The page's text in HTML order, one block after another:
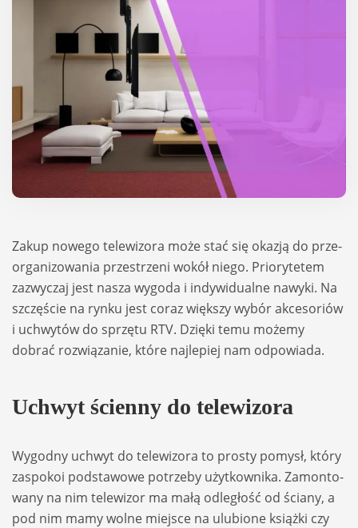
Zakup nowego tele­wi­zora może stać się oka­zją do prze­
or­ga­ni­zo­wa­nia prze­strzeni wokół niego. Prio­ry­te­tem
zazwy­czaj jest nasza wygoda i indy­wi­du­alne nawyki. Na
szczę­ście na rynku jest coraz więk­szy wybór akce­so­riów
i uchwy­tów do sprzętu RTV. Dzięki temu możemy
dobrać roz­wią­za­nie, które naj­le­piej nam odpo­wiada.
Uch­wyt ścienny do tele­wi­zora
Wygodny uchwyt do tele­wi­zora to pro­sty pomysł, który
zaspo­koi pod­sta­wowe potrzeby użyt­kow­nika. Zamon­to­
wany na nim tele­wi­zor ma małą odle­głość od ściany, a
pod nim mamy wolne miej­sce na ulu­bione książki czy